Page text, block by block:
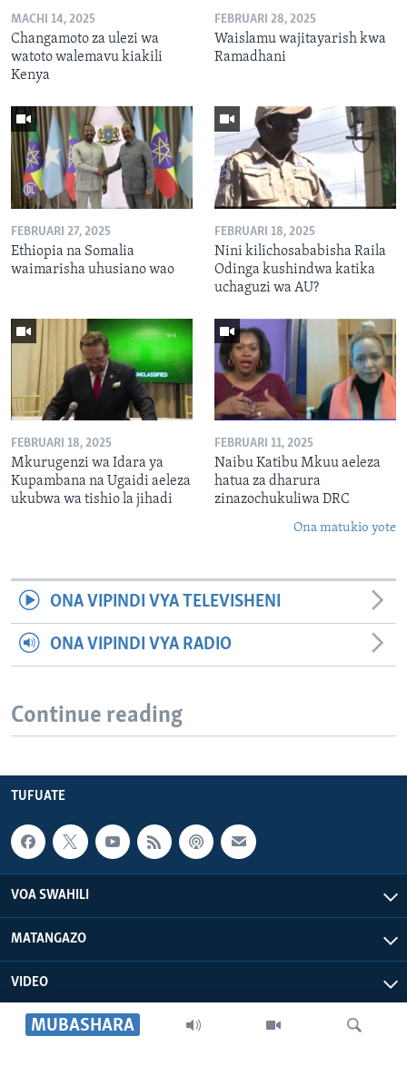
MUBASHARA
MACHI 14, 2025
Changamoto za ulezi wa
watoto walemavu kiakili
Kenya
FEBRUARI 28, 2025
Waislamu wajitayarish kwa
Ramadhani
FEBRUARI 27, 2025
Ethiopia na Somalia
waimarisha uhusiano wao
FEBRUARI 18, 2025
Nini kilichosababisha Raila
Odinga kushindwa katika
uchaguzi wa AU?
FEBRUARI 18, 2025
Mkurugenzi wa Idara ya
Kupambana na Ugaidi aeleza
ukubwa wa tishio la jihadi
FEBRUARI 11, 2025
Naibu Katibu Mkuu aeleza
hatua za dharura
zinazochukuliwa DRC
Ona matukio yote
ONA VIPINDI VYA TELEVISHENI
ONA VIPINDI VYA RADIO
Continue reading
TUFUATE
VOA SWAHILI
MATANGAZO
VIDEO
VOA AFRICA